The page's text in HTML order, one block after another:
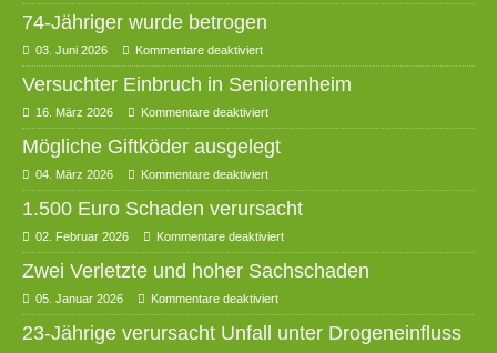
74-Jähriger wurde betrogen
03. Juni 2026 Kommentare deaktiviert
Versuchter Einbruch in Seniorenheim
16. März 2026 Kommentare deaktiviert
Mögliche Giftköder ausgelegt
04. März 2026 Kommentare deaktiviert
1.500 Euro Schaden verursacht
02. Februar 2026 Kommentare deaktiviert
Zwei Verletzte und hoher Sachschaden
05. Januar 2026 Kommentare deaktiviert
23-Jährige verursacht Unfall unter Drogeneinfluss